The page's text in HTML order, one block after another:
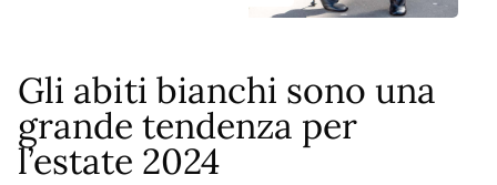
Gli abiti bianchi sono una
grande tendenza per
l’estate 2024